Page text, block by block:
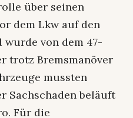
über seinen
dem Lkw auf den
von dem 47-
trotz Bremsmanöver
mussten
Sachschaden beläuft
Für die